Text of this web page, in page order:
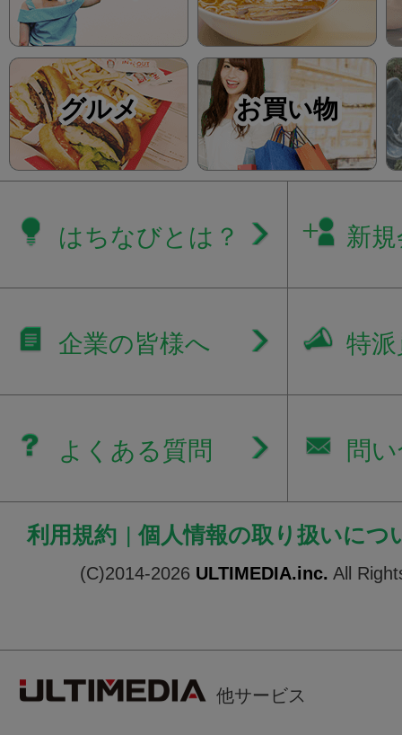
グルメ お買い物
はちなびとは？ 新
企業の皆様へ 特
よくある質問 問
利用規約 | 個人情報の取り扱いにつ
(C)2014-2026 ULTIMEDIA.inc. All
他サービス